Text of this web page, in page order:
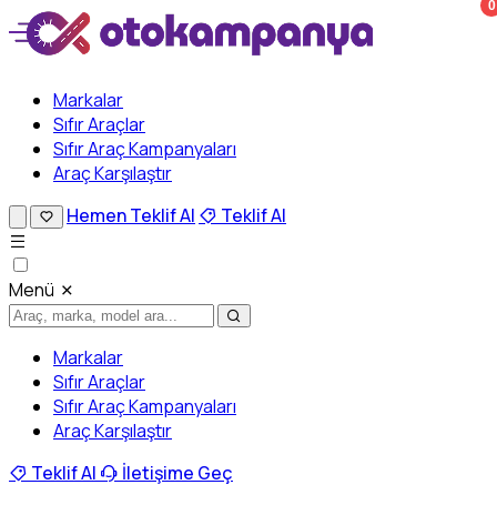
Markalar
Sıfır Araçlar
Sıfır Araç Kampanyaları
Araç Karşılaştır
0
Hemen Teklif Al Teklif Al
Menü
Markalar
Sıfır Araçlar
Sıfır Araç Kampanyaları
Araç Karşılaştır
Teklif Al
İletişime Geç